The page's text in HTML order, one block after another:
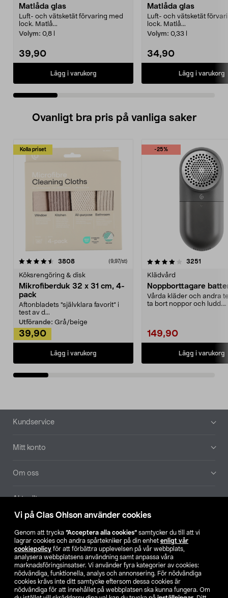
Vi på Clas Ohlson använder cookies
Genom att trycka ”Acceptera alla cookies” samtycker du till att vi
lagrar cookies och andra spårtekniker på din enhet enligt vår
cookiepolicy för att förbättra upplevelsen på vår webbplats,
analysera webbplatsens användning samt anpassa våra
marknadsföringsinsatser. Vi använder fyra kategorier av cookies:
nödvändiga, funktionella, analys och annonsering. För nödvändiga
cookies krävs inte ditt samtycke eftersom dessa cookies är
nödvändiga för att innehållet på webbplatsen ska kunna fungera. Om
Matlåda glas
Luft- och vätsketät förvaring med
lock. Matlå...
Volym: 0,8 l
39,90
Lägg i varukorg
Matlåda glas
Luft- och vätsketät
lock. Matlå...
Volym: 0,33 l
34,90
Lägg i varukorg
Ovanligt bra pris på vanliga saker
Kolla priset
3808recensioner (9,97/st)
Köksrengöring & disk
Mikrofiberduk 32 x 31 cm, 4-
pack
Aftonbladets "självklara favorit” i
test av d...
Utförande: Grå/beige
39,90
Lägg i varukorg
-25%
4.0av 5 stjärnor 3251
Klädvård
Noppborttagare
Vårda kläder och andra
ta bort noppor och ludd.
149,90
Lägg i varukorg
4.5av 5 stjärnor
Sidfot
Kundservice
Mitt konto
Om oss
Aktuellt
Hitta butik
SE NO FI